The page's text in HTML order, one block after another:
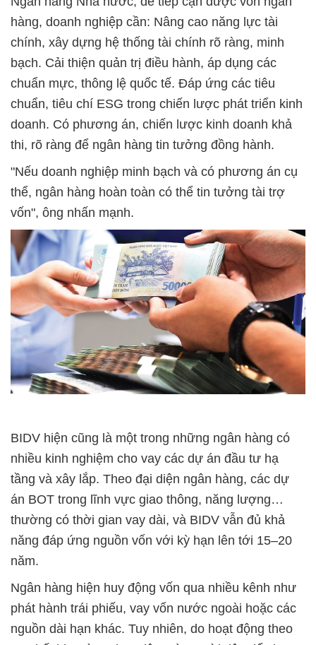
hàng, doanh nghiệp cần: Nâng cao năng lực tài
chính, xây dựng hệ thống tài chính rõ ràng, minh
bạch. Cải thiện quản trị điều hành, áp dụng các
chuẩn mực, thông lệ quốc tế. Đáp ứng các tiêu
chuẩn, tiêu chí ESG trong chiến lược phát triển kinh
doanh. Có phương án, chiến lược kinh doanh khả
thi, rõ ràng để ngân hàng tin tưởng đồng hành.
"Nếu doanh nghiệp minh bạch và có phương án cụ
thể, ngân hàng hoàn toàn có thể tin tưởng tài trợ
vốn", ông nhấn mạnh.
BIDV hiện cũng là một trong những ngân hàng có
nhiều kinh nghiệm cho vay các dự án đầu tư hạ
tầng và xây lắp. Theo đại diện ngân hàng, các dự
án BOT trong lĩnh vực giao thông, năng lượng…
thường có thời gian vay dài, và BIDV vẫn đủ khả
năng đáp ứng nguồn vốn với kỳ hạn lên tới 15–20
năm.
Ngân hàng hiện huy động vốn qua nhiều kênh như
phát hành trái phiếu, vay vốn nước ngoài hoặc các
nguồn dài hạn khác. Tuy nhiên, do hoạt động theo